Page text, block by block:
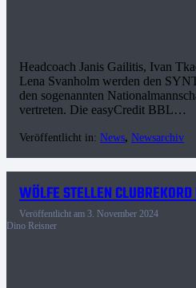
Headcoach Janis Gailitis, Ivan
Lena Svanholm werden den
den sogenannten
vertreten. Die easyCredit BBL…
Veröffentlicht in: News, Newsarchiv
WÖLFE STELLEN
Veröffentlicht am 3. November 2024
Dino Reisner